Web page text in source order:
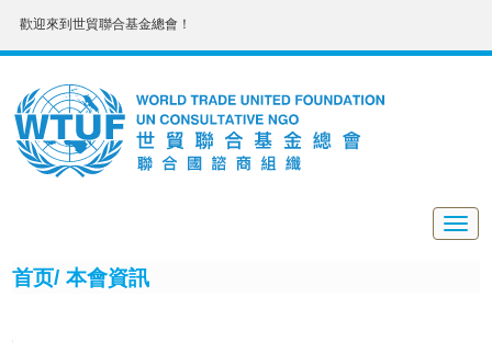
歡迎來到世貿聯合基金總會！
首页/ 本會資訊